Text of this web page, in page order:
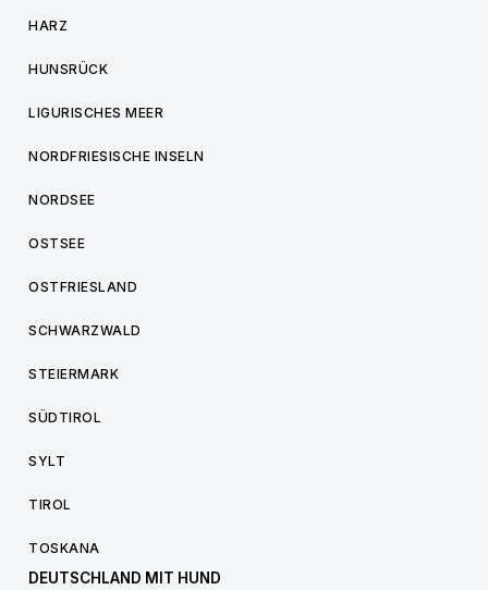
HARZ
HUNSRÜCK
LIGURISCHES MEER
NORDFRIESISCHE INSELN
NORDSEE
OSTSEE
OSTFRIESLAND
SCHWARZWALD
STEIERMARK
SÜDTIROL
SYLT
TIROL
TOSKANA
DEUTSCHLAND MIT HUND